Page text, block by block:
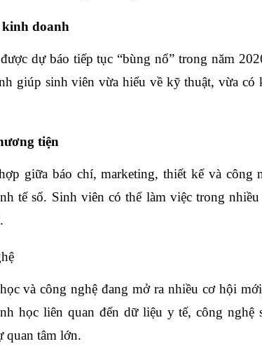
kinh doanh
dự báo tiếp tục “bùng nổ” trong năm
giúp sinh viên vừa hiểu về kỹ thuật, vừa có
tiện
giữa báo chí, marketing, thiết kế và
tế số. Sinh viên có thể làm việc trong
và công nghệ đang mở ra nhiều cơ hội
học liên quan đến dữ liệu y tế, công nghệ
quan tâm lớn.